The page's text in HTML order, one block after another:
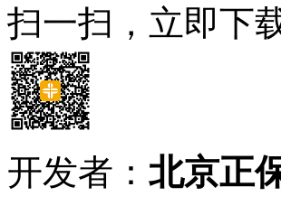
扫一扫，立即下
开发者： 北京正